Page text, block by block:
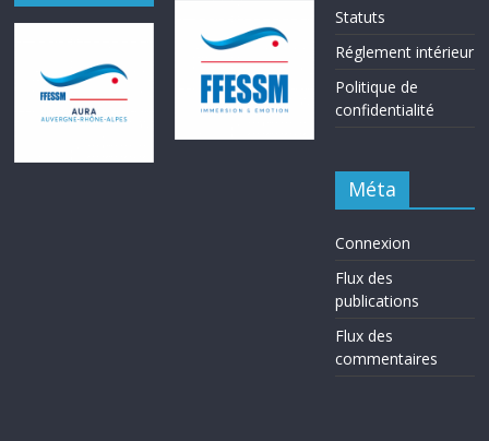
Statuts
Réglement intérieur
Politique de
confidentialité
Méta
Connexion
Flux des
publications
Flux des
commentaires